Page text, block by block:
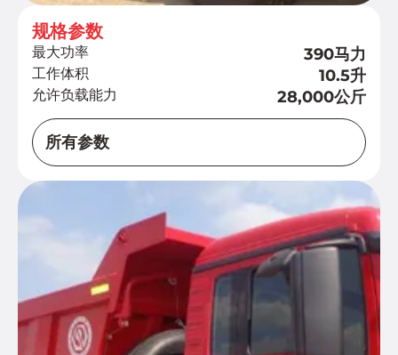
规格参数
最大功率 390马力
工作体积 10.5升
允许负载能力 28,000公斤
所有参数